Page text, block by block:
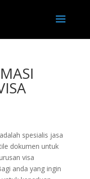
spesialis jasa
dokumen untuk
visa
anda yang ingin